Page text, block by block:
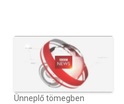
Ünneplő tömegben